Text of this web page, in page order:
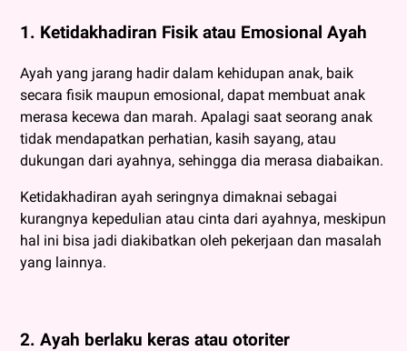
1. Ketidakhadiran Fisik atau Emosional Ayah
Ayah yang jarang hadir dalam kehidupan anak, baik
secara fisik maupun emosional, dapat membuat anak
merasa kecewa dan marah. Apalagi saat seorang anak
tidak mendapatkan perhatian, kasih sayang, atau
dukungan dari ayahnya, sehingga dia merasa diabaikan.
Ketidakhadiran ayah seringnya dimaknai sebagai
kurangnya kepedulian atau cinta dari ayahnya, meskipun
hal ini bisa jadi diakibatkan oleh pekerjaan dan masalah
yang lainnya.
2. Ayah berlaku keras atau otoriter